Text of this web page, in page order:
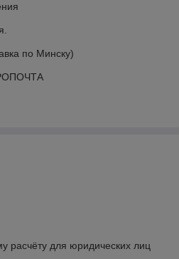
по Минску)
расчёту для юридических лиц